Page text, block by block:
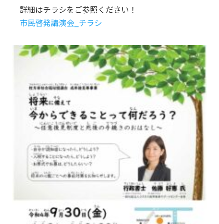
詳細はチラシをご参照ください！
市民啓発講演会_チラシ